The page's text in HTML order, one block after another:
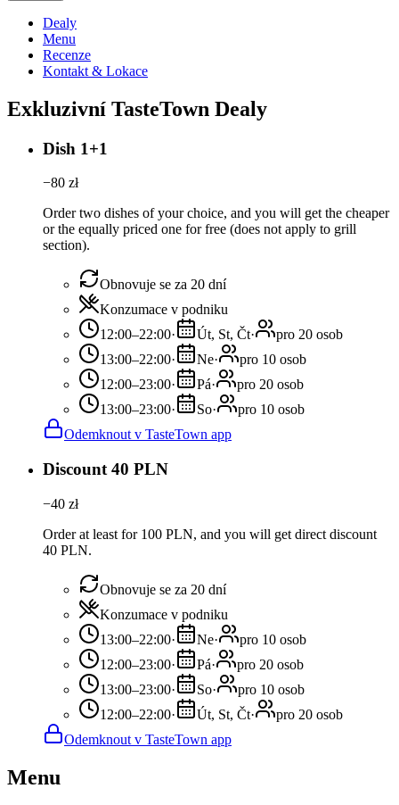
Dealy
Menu
Recenze
Kontakt & Lokace
Exkluzivní TasteTown Dealy
Dish 1+1
−80 zł
Order two dishes of your choice, and you will get the cheaper
or the equally priced one for free (does not apply to grill
section).
Obnovuje se za 20 dní
Konzumace v podniku
12:00–22:00· Út, St, Čt·
pro 20 osob
13:00–22:00· Ne·
pro 10 osob
12:00–23:00· Pá·
pro 20 osob
13:00–23:00· So·
pro 10 osob
Odemknout v TasteTown app
Discount 40 PLN
−40 zł
Order at least for 100 PLN, and you will get direct discount
40 PLN.
Obnovuje se za 20 dní
Konzumace v podniku
13:00–22:00· Ne·
pro 10 osob
12:00–23:00· Pá·
pro 20 osob
13:00–23:00· So·
pro 10 osob
12:00–22:00· Út, St, Čt·
pro 20 osob
Odemknout v TasteTown app
Menu